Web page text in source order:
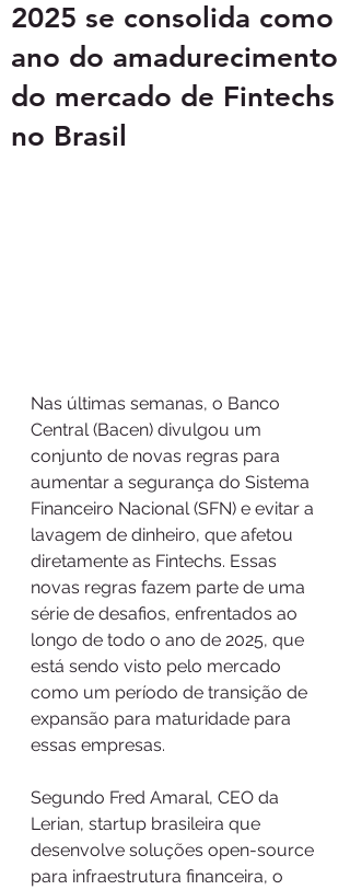
2025 se consolida como
ano do amadurecimento
do mercado de Fintechs
no Brasil
Nas últimas semanas, o Banco
Central (Bacen) divulgou um
conjunto de novas regras para
aumentar a segurança do Sistema
Financeiro Nacional (SFN) e evitar a
lavagem de dinheiro, que afetou
diretamente as Fintechs. Essas
novas regras fazem parte de uma
série de desafios, enfrentados ao
longo de todo o ano de 2025, que
está sendo visto pelo mercado
como um período de transição de
expansão para maturidade para
essas empresas.
Segundo Fred Amaral, CEO da
Lerian, startup brasileira que
desenvolve soluções open-source
para infraestrutura financeira, o